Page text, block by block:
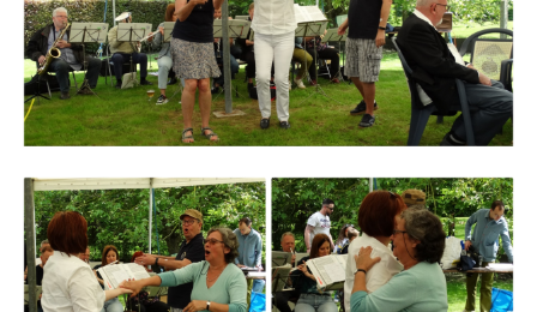
Branding
ARMCHAIR